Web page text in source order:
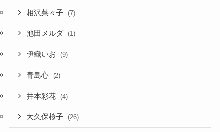
相沢菜々子 (7)
池田メルダ (1)
伊織いお (9)
青島心 (2)
井本彩花 (4)
大久保桜子 (26)